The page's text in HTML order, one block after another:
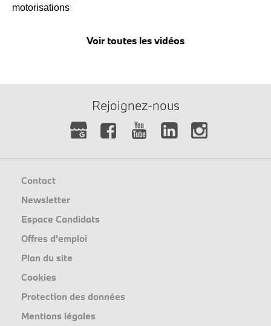
motorisations
Voir toutes les vidéos
Rejoignez-nous
Contact
Newsletter
Espace Candidats
Offres d'emploi
Plan du site
Cookies
Protection des données
Mentions légales